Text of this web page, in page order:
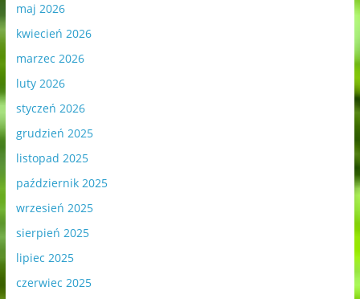
maj 2026
kwiecień 2026
marzec 2026
luty 2026
styczeń 2026
grudzień 2025
listopad 2025
październik 2025
wrzesień 2025
sierpień 2025
lipiec 2025
czerwiec 2025